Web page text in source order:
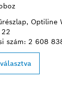
Optiline
szám: 2 608